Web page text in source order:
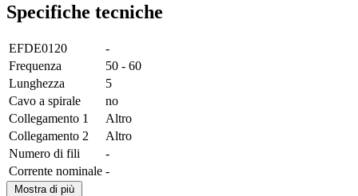
Specifiche tecniche
EFDE0120
-
Frequenza
50 - 60
Lunghezza
5
Cavo a spirale
no
Collegamento 1
Altro
Collegamento 2
Altro
Numero di fili
-
Corrente nominale -
Mostra di più